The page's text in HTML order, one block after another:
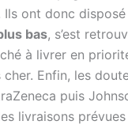
Ils ont donc
bas, s’est
à livrer en
Enfin, les
puis
livraisons